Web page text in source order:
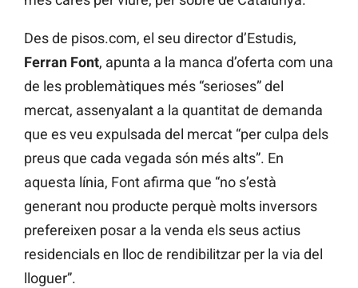
Des de pisos.com, el seu director d’Estudis,
Ferran Font, apunta a la manca d’oferta com una
de les problemàtiques més “serioses” del
mercat, assenyalant a la quantitat de demanda
que es veu expulsada del mercat “per culpa dels
preus que cada vegada són més alts”. En
aquesta línia, Font afirma que “no s’està
generant nou producte perquè molts inversors
prefereixen posar a la venda els seus actius
residencials en lloc de rendibilitzar per la via del
lloguer”.